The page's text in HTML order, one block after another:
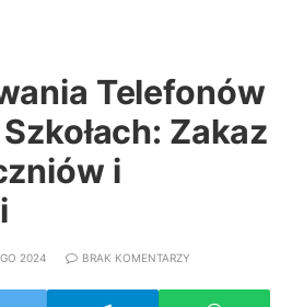
Telefonów
Zakaz
i
2024 BRAK KOMENTARZY